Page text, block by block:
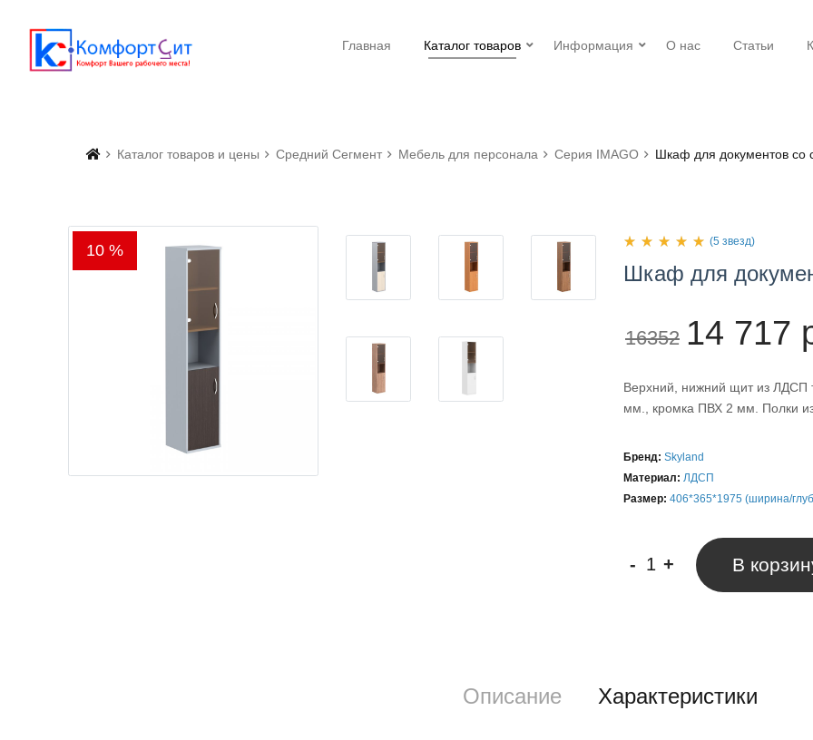
Главная Каталог товаров Информация О нас Статьи
Каталог товаров и цены Средний Сегмент Мебель для персонала Серия IMAGO Шкаф для документов со
10 % (5 звезд)
Шкаф для
16352 14 717
Верхний, нижний щит из
мм., кромка ПВХ 2 мм. Полки
Бренд: Skyland
Материал: ЛДСП
Размер: 406*365*1975 (ширина/
- + В
Описание Характеристики